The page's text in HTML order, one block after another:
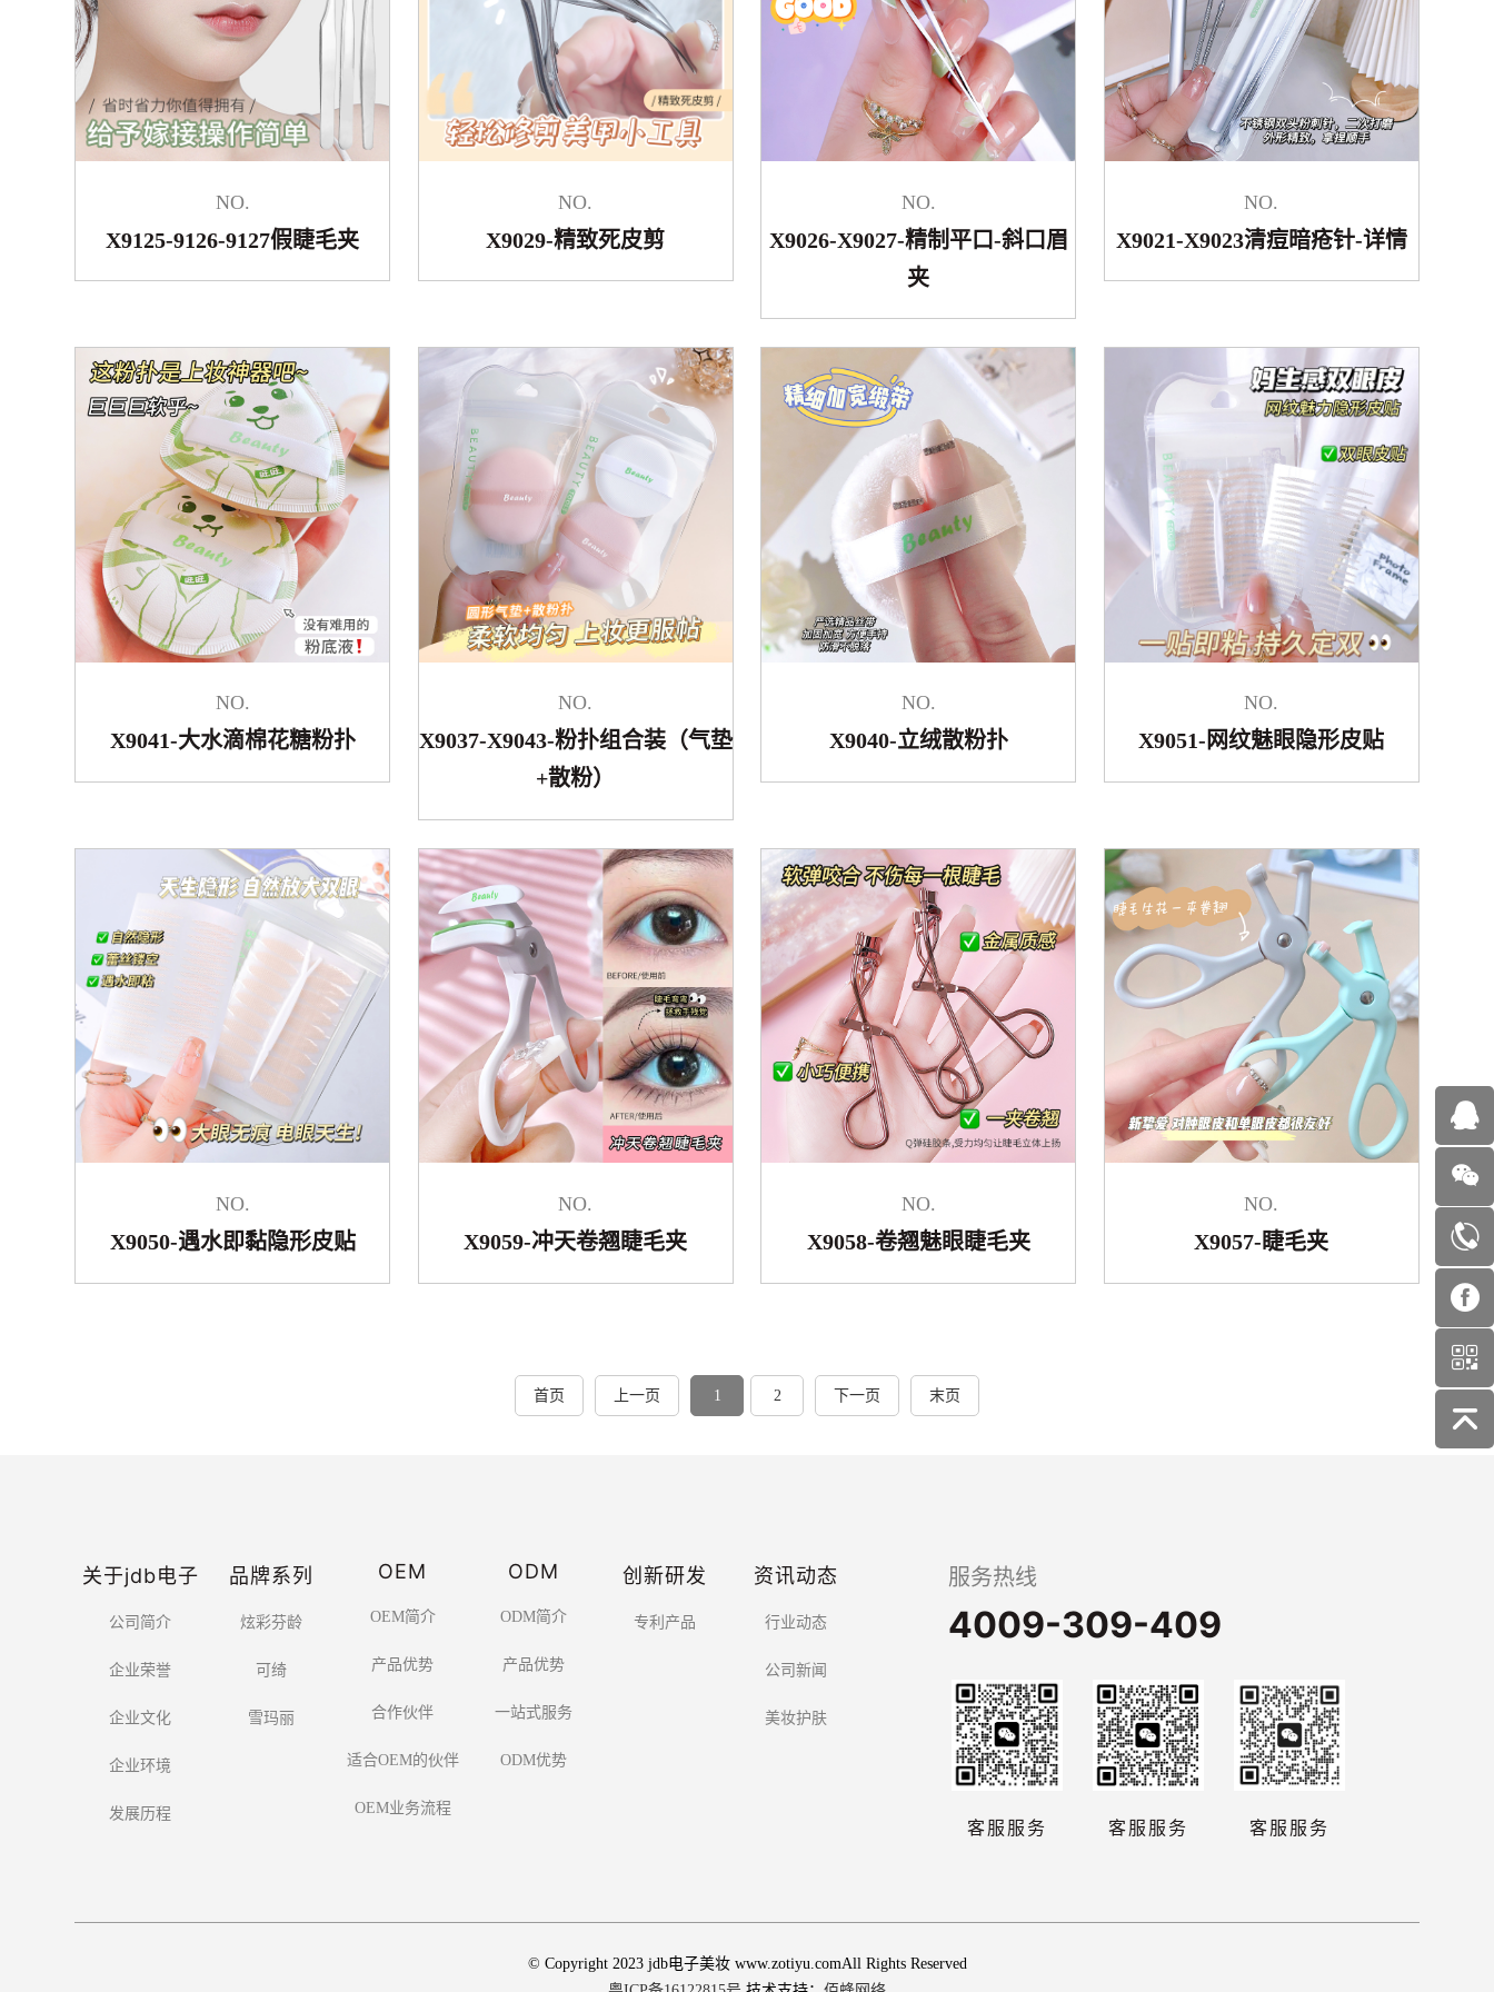
NO.
X9125-9126-9127假睫毛夹
NO.
X9029-精致死皮剪
NO.
X9026-X9027-精制平口-斜口眉
夹
NO.
X9021-X9023清痘暗疮针-详情
NO.
X9041-大水滴棉花糖粉扑
NO.
X9037-X9043-粉扑组合装（气垫
+散粉）
NO.
X9040-立绒散粉扑
NO.
X9051-网纹魅眼隐形皮贴
NO.
X9050-遇水即黏隐形皮贴
NO.
X9059-冲天卷翘睫毛夹
NO.
X9058-卷翘魅眼睫毛夹
NO.
X9057-睫毛夹
首页 上一页 1 2 下一页 末页
关于jdb电子
公司简介
企业荣誉
企业文化
企业环境
发展历程
品牌系列
炫彩芬龄
可绮
雪玛丽
OEM
OEM简介
产品优势
合作伙伴
适合OEM的伙伴
OEM业务流程
ODM
ODM简介
产品优势
一站式服务
ODM优势
创新研发
专利产品
资讯动态
行业动态
公司新闻
美妆护肤
服务热线
4009-309-409
客服服务 客服服务 客服服务
© Copyright 2023 jdb电子美妆 www.zotiyu.comAll Rights Reserved